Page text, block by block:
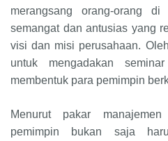
merangsang orang-orang
semangat dan antusias yang
visi dan misi perusahaan.
untuk mengadakan
membentuk para pemimpin
Menurut pakar
pemimpin bukan saja